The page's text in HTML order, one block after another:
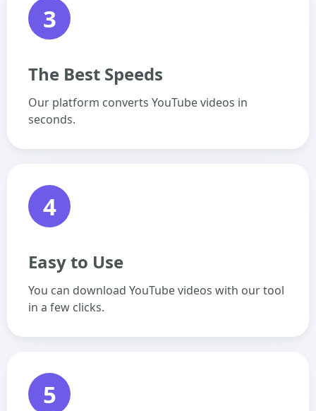
3
The Best Speeds
Our platform converts YouTube videos in
seconds.
4
Easy to Use
You can download YouTube videos with our tool
in a few clicks.
5